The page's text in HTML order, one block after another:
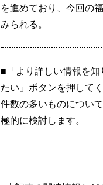
を進めており、今回の
みられる。
■「より詳しい情報を
たい」ボタンを押して
件数の多いものについ
極的に検討します。